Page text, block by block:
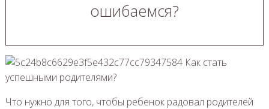
ошибаемся?
Что нужно для того, чтобы ребенок радовал родителей